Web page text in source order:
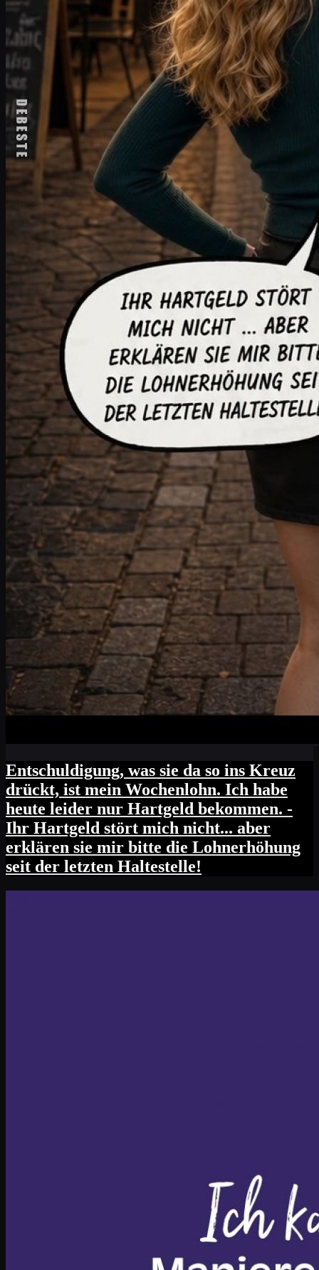
Entschuldigung, was sie da so ins Kreuz
drückt, ist mein Wochenlohn. Ich habe
heute leider nur Hartgeld bekommen. -
Ihr Hartgeld stört mich nicht... aber
erklären sie mir bitte die Lohnerhöhung
seit der letzten Haltestelle!